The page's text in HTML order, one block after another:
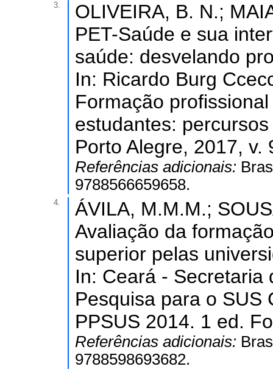
3.
OLIVEIRA, B. N.;
PET-Saúde e sua
saúde: desvelando
In: Ricardo Burg
Formação
estudantes:
Porto Alegre, 2017, v.
Referências adicionais:
9788566659658.
4.
ÁVILA, M.M.M.;
Avaliação da
superior pelas
In: Ceará - Secretaria
Pesquisa para o SUS
PPSUS 2014. 1 ed.
Referências adicionais:
9788598693682.